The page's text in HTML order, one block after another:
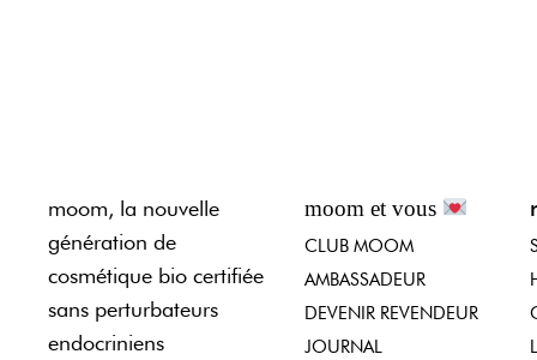
moom, la nouvelle
génération de
cosmétique bio certifiée
sans perturbateurs
endocriniens
moom et vous
CLUB MOOM
AMBASSADEUR
DEVENIR REVENDEUR
JOURNAL